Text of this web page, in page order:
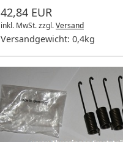
42,84 EUR
inkl. MwSt.zzgl.Versand
Versandgewicht: 0,4kg